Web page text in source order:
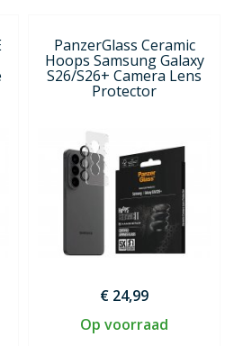
PanzerGlass Ceramic
Hoops Samsung Galaxy
S26/S26+ Camera Lens
Protector
€ 24,99
Op voorraad